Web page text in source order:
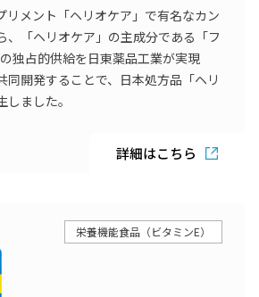
リメント「ヘリオケア」で有名なカン
、「ヘリオケア」の主成分である「フ
独占的供給を日東薬品工業が実現
同開発することで、日本処方品「ヘリ
ました。
詳細はこちら
栄養機能食品（ビタミンE）